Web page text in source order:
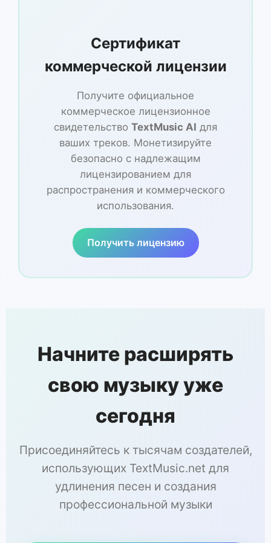
Сертификат
коммерческой лицензии
Получите официальное
коммерческое лицензионное
свидетельство TextMusic AI для
ваших треков. Монетизируйте
безопасно с надлежащим
лицензированием для
распространения и коммерческого
использования.
Получить лицензию
Начните расширять
свою музыку уже
сегодня
Присоединяйтесь к тысячам создателей,
использующих TextMusic.net для
удлинения песен и создания
профессиональной музыки